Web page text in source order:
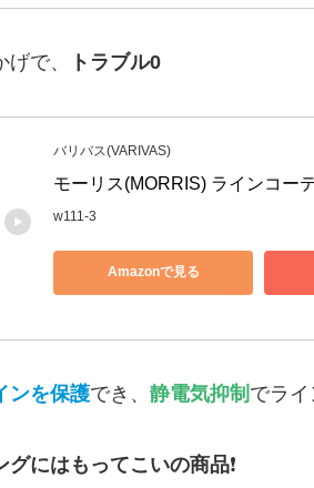
で、 トラブル0
バリバス(VARIVAS)
モーリス(MORRIS) ラインコー
w111-3
Amazonで見る
ンを保護でき、 静電気抑制 でライ
グにはもってこいの商品❗️